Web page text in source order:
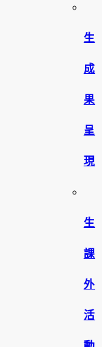
生
成
果
呈
現
生
課
外
活